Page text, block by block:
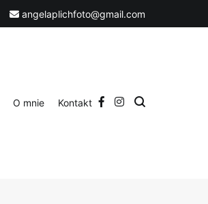
angelaplichfoto@gmail.com
O mnie Kontakt